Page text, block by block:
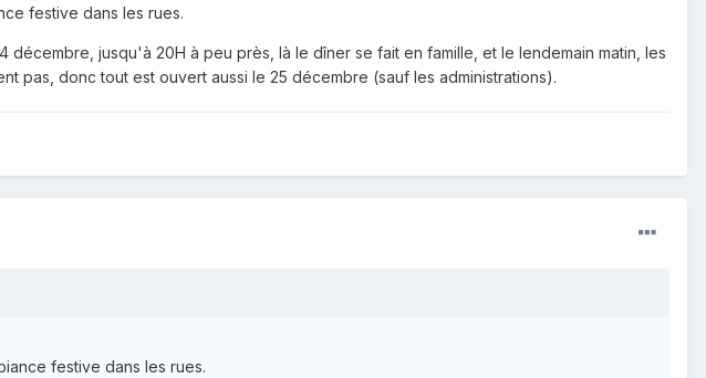
festive dans les rues.
jusqu'à 20H à peu près, là le dîner se fait en famille, et le lendemain matin, les
pas, donc tout est ouvert aussi le 25 décembre (sauf les administrations).
festive dans les rues.